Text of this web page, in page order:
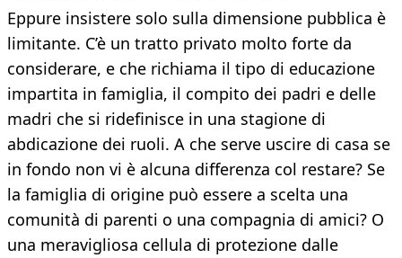
Eppure insistere solo sulla dimensione pubblica è
limitante. C’è un tratto privato molto forte da
considerare, e che richiama il tipo di educazione
impartita in famiglia, il compito dei padri e delle
madri che si ridefinisce in una stagione di
abdicazione dei ruoli. A che serve uscire di casa se
in fondo non vi è alcuna differenza col restare? Se
la famiglia di origine può essere a scelta una
comunità di parenti o una compagnia di amici? O
una meravigliosa cellula di protezione dalle